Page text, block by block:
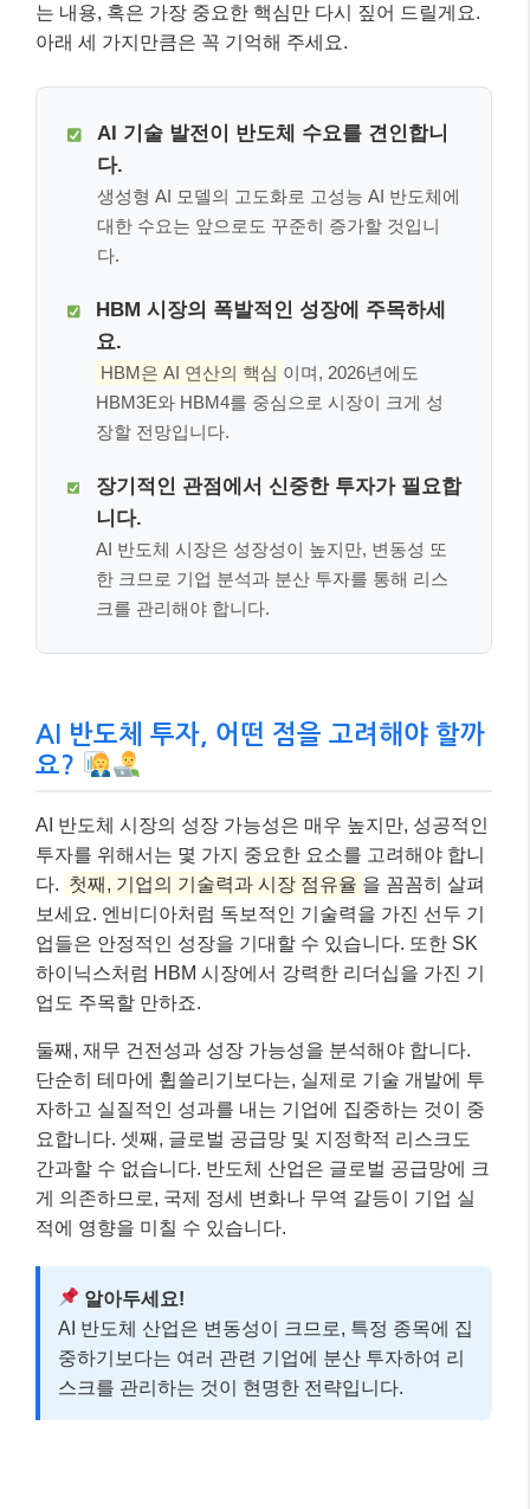
는 내용, 혹은 가장 중요한 핵심만 다시 짚어 드릴게요.
아래 세 가지만큼은 꼭 기억해 주세요.
AI 기술 발전이 반도체 수요를 견인합니
다.
생성형 AI 모델의 고도화로 고성능 AI 반도체에
대한 수요는 앞으로도 꾸준히 증가할 것입니
다.
HBM 시장의 폭발적인 성장에 주목하세
요.
HBM은 AI 연산의 핵심 이며, 2026년에도
HBM3E와 HBM4를 중심으로 시장이 크게 성
장할 전망입니다.
장기적인 관점에서 신중한 투자가 필요합
니다.
AI 반도체 시장은 성장성이 높지만, 변동성 또
한 크므로 기업 분석과 분산 투자를 통해 리스
크를 관리해야 합니다.
AI 반도체 투자, 어떤 점을 고려해야 할까
요?
AI 반도체 시장의 성장 가능성은 매우 높지만, 성공적인
투자를 위해서는 몇 가지 중요한 요소를 고려해야 합니
다. 첫째, 기업의 기술력과 시장 점유율 을 꼼꼼히 살펴
보세요. 엔비디아처럼 독보적인 기술력을 가진 선두 기
업들은 안정적인 성장을 기대할 수 있습니다. 또한 SK
하이닉스처럼 HBM 시장에서 강력한 리더십을 가진 기
업도 주목할 만하죠.
둘째, 재무 건전성과 성장 가능성을 분석해야 합니다.
단순히 테마에 휩쓸리기보다는, 실제로 기술 개발에 투
자하고 실질적인 성과를 내는 기업에 집중하는 것이 중
요합니다. 셋째, 글로벌 공급망 및 지정학적 리스크도
간과할 수 없습니다. 반도체 산업은 글로벌 공급망에 크
게 의존하므로, 국제 정세 변화나 무역 갈등이 기업 실
적에 영향을 미칠 수 있습니다.
알아두세요!
AI 반도체 산업은 변동성이 크므로, 특정 종목에 집
중하기보다는 여러 관련 기업에 분산 투자하여 리
스크를 관리하는 것이 현명한 전략입니다.